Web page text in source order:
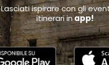
Lasciati ispirare con gli
itinerari inapp!